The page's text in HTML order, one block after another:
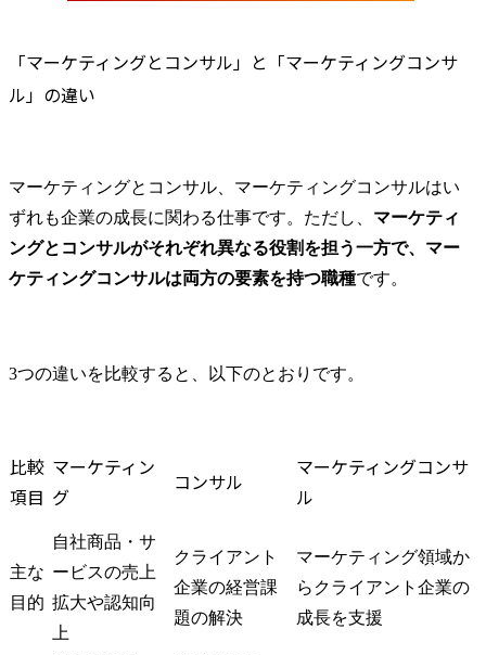
Amazon、楽天、ヤフーシ
ョッピング、Qoo10がメイ
を含む)
支援実績
大手日用品メーカー
大手ヘアケアブランドの
更にブランドマーケティ
EC戦略の策定から社内へ
各ブランド事業部との連
携を行いつつ、出店構築
から運用をスタート。
マーケティングとECの連
ペーン/会員
サイクル確
(8) 目指す
けたテクノ
・クライア
ジリーダー
ーション/コ
・独自性の
ームワーク/
「マーケティングとコンサル」と「マーケティングコンサ
ル」の違い
マーケティングとコンサル、マーケティングコンサルはい
ずれも企業の成長に関わる仕事です。ただし、 マーケティ
ングとコンサルがそれぞれ異なる役割を担う一方で、マー
ケティングコンサルは両方の要素を持つ職種です。
3つの違いを比較すると、以下のとおりです。
比較
項目
マーケティン
グ
コンサル
マーケティングコンサ
ル
主な
目的
自社商品・サ
ービスの売上
拡大や認知向
上
クライアント
企業の経営課
題の解決
マーケティング領域か
らクライアント企業の
成長を支援